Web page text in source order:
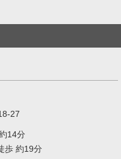
27
14分
歩 約19分